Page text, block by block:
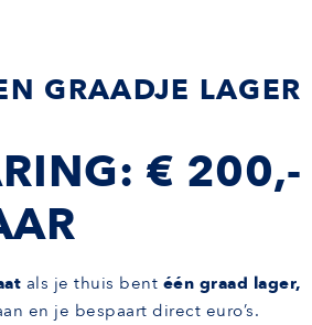
GRAADJE LAGER
€ 200,-
als je thuis bent één graad lager,
en je bespaart direct euro’s.